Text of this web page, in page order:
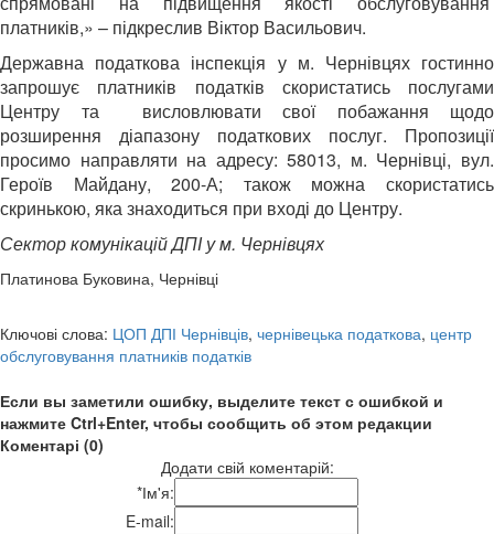
платників,» – підкреслив Віктор Васильович.
Державна податкова інспекція у м. Чернівцях гостинно
запрошує платників податків скористатись послугами
Центру та висловлювати свої побажання щодо
розширення діапазону податкових послуг. Пропозиції
просимо направляти на адресу: 58013, м. Чернівці, вул.
Героїв Майдану, 200-А; також можна скористатись
скринькою, яка знаходиться при вході до Центру.
Сектор комунікацій ДПІ у м. Чернівцях
Платинова Буковина, Чернівці
Ключові слова: ЦОП ДПІ Чернівців, чернівецька податкова, центр
обслуговування платників податків
Если вы заметили ошибку, выделите текст с ошибкой и
нажмите Ctrl+Enter, чтобы сообщить об этом редакции
Коментарі (0)
Додати свій коментарій:
*Ім'я:
E-mail: